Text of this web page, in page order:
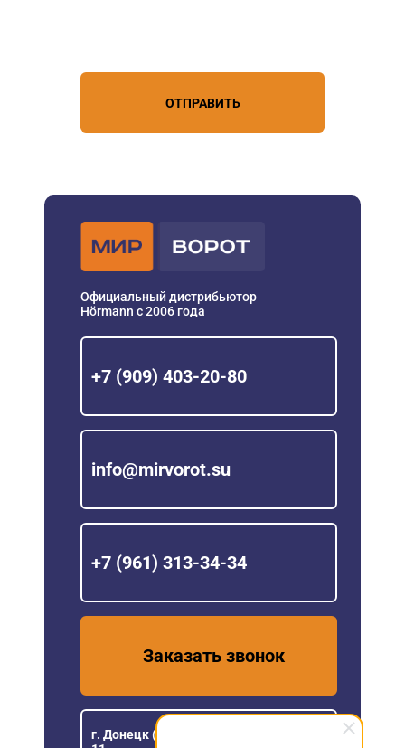
ОТПРАВИТЬ
Официальный дистрибьютор
Hörmann с 2006 года
+7 (909) 403-20-80
info@mirvorot.su
+7 (961) 313-34-34
Заказать звонок
г. Донецк (ДНР), ул Розы Люксембург,